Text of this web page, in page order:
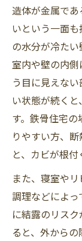
造体が金属で
いという一面
の水分が冷たい
室内や壁の内
う目に見えな
い状態が続く
す。鉄骨住宅
りやすい方、
と、カビが根付
また、寝室や
調理などによ
に結露のリス
ると、外から